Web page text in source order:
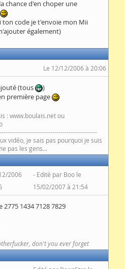
chance d'en choper une
ton code je t'envoie mon Mii
également)
Le 12/12/2006 à 20:06
(tous
)
première page
: www.boulais.net ou
vidéo, je sais pas pourquoi je suis
pas les gens...
2006
Edité par Boo le
15/02/2007 à 21:54
2775 1434 7128 7829
don't you ever forget